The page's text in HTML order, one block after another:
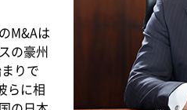
M&Aは
の豪州
りで
らに相